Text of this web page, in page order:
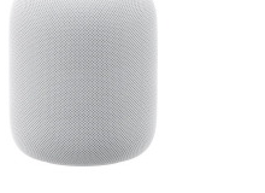
了
解
HomePod<